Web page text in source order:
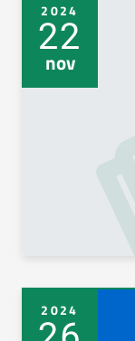
2024
22
nov
2024